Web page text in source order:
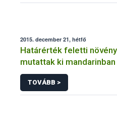
2015. december 21, hétfő
Határérték feletti
mutattak ki mandarinban
TOVÁBB >